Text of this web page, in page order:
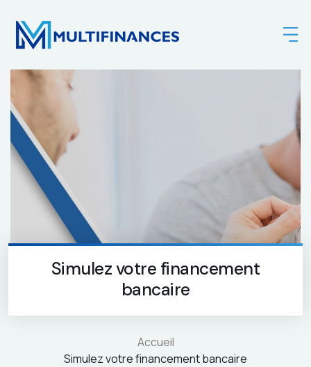
Simulez votre financement
bancaire
Accueil
Simulez votre financement bancaire